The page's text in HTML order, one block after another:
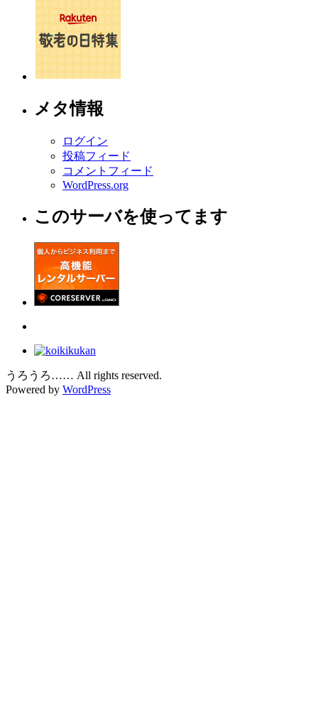
メタ情報
ログイン
投稿フィード
コメントフィード
WordPress.org
このサーバを使ってます
うろうろ…… All rights reserved.
Powered by WordPress